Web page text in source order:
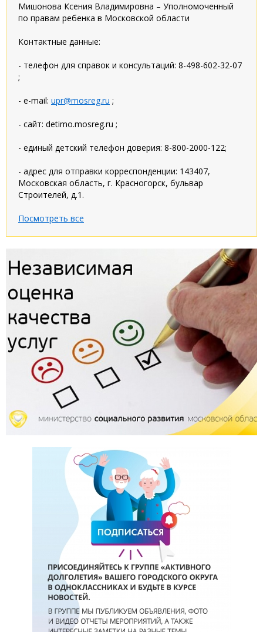
Мишонова Ксения Владимировна – Уполномоченный
по правам ребенка в Московской области
Контактные данные:
- телефон для справок и консультаций: 8-498-602-32-07
;
- e-mail: upr@mosreg.ru ;
- сайт: detimo.mosreg.ru ;
- единый детский телефон доверия: 8-800-2000-122;
- адрес для отправки корреспонденции: 143407,
Московская область, г. Красногорск, бульвар
Строителей, д.1.
Посмотреть все